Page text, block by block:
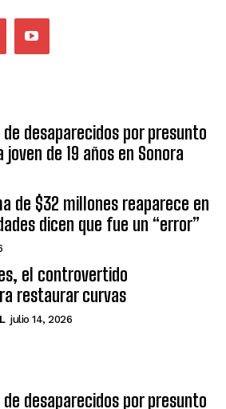
desaparecidos por presunto
de 19 años en Sonora
de $32 millones reaparece en
dicen que fue un “error”
el controvertido
restaurar curvas
julio 14, 2026
desaparecidos por presunto